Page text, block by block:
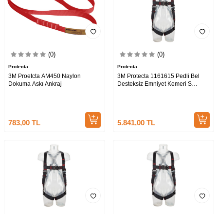
(0)
Protecta
3M Proetcta AM450 Naylon
Dokuma Askı Ankraj
783,00 TL
(0)
Protecta
3M Protecta 1161615 Pedli Bel
Desteksiz Emniyet Kemeri S
5.841,00 TL